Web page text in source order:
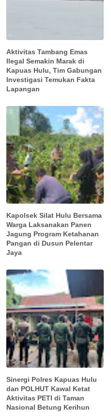
Aktivitas Tambang Emas
Ilegal Semakin Marak di
Kapuas Hulu, Tim Gabungan
Investigasi Temukan Fakta
Lapangan
Kapolsek Silat Hulu Bersama
Warga Laksanakan Panen
Jagung Program Ketahanan
Pangan di Dusun Pelentar
Jaya
Sinergi Polres Kapuas Hulu
dan POLHUT Kawal Ketat
Aktivitas PETI di Taman
Nasional Betung Kerihun